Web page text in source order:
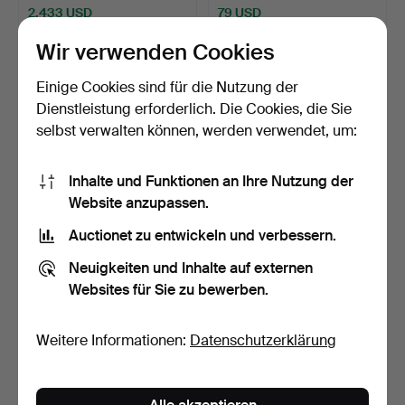
2.433 USD
Objekt
79 USD
ESSGRUPPE, 7 Teile, unter
anderem "Julita"…
Beendet 29. Apr 2026
33 Gebote
ESSGRUPPE, 7 Teile,
"Finlandia" und "Elise…
Beendet 23. Apr 2026
4 Gebote
Wir verwenden Cookies
Einige Cookies sind für die Nutzung der
Dienstleistung erforderlich. Die Cookies, die Sie
selbst verwalten können, werden verwendet, um:
Inhalte und Funktionen an Ihre Nutzung der
Website anzupassen.
Auctionet zu entwickeln und verbessern.
Neuigkeiten und Inhalte auf externen
Websites für Sie zu bewerben.
Weitere Informationen: Datenschutzerklärung